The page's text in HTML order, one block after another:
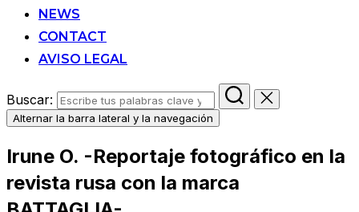
NEWS
CONTACT
AVISO LEGAL
Buscar:
Alternar la barra lateral y la navegación
Irune O. -Reportaje fotográfico en la
revista rusa con la marca